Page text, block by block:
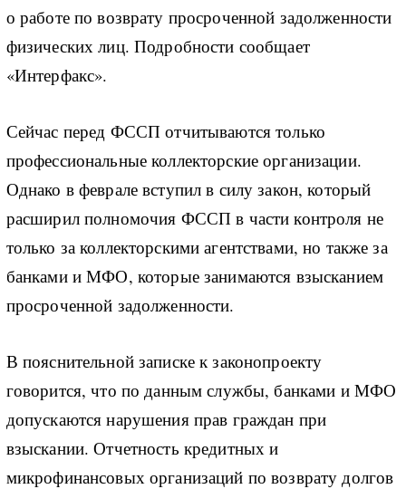
о работе по возврату просроченной задолженности
физических лиц. Подробности сообщает
«Интерфакс».
Сейчас перед ФССП отчитываются только
профессиональные коллекторские организации.
Однако в феврале вступил в силу закон, который
расширил полномочия ФССП в части контроля не
только за коллекторскими агентствами, но также за
банками и МФО, которые занимаются взысканием
просроченной задолженности.
В пояснительной записке к законопроекту
говорится, что по данным службы, банками и МФО
допускаются нарушения прав граждан при
взыскании. Отчетность кредитных и
микрофинансовых организаций по возврату долгов